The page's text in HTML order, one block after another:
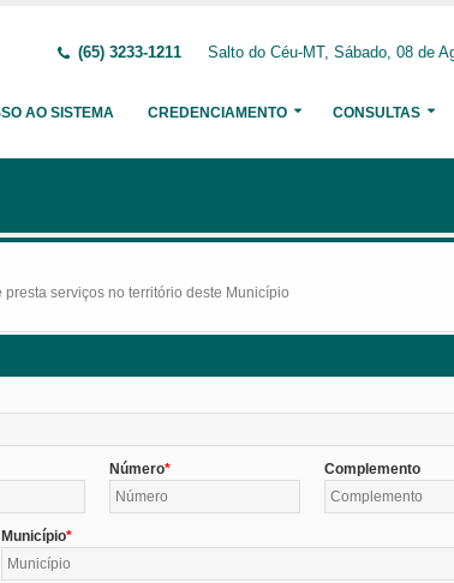
(65) 3233-1211 Salto do Céu-MT, Sábado, 08 de
AO SISTEMA CREDENCIAMENTO CONSULTAS
serviços no território deste Município
Número Complemento
Município